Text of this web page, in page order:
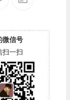
微信号
扫一扫